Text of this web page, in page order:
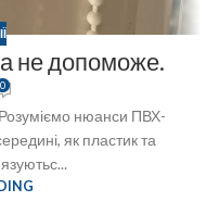
не допоможе.
0
нюанси ПВХ-
як пластик та